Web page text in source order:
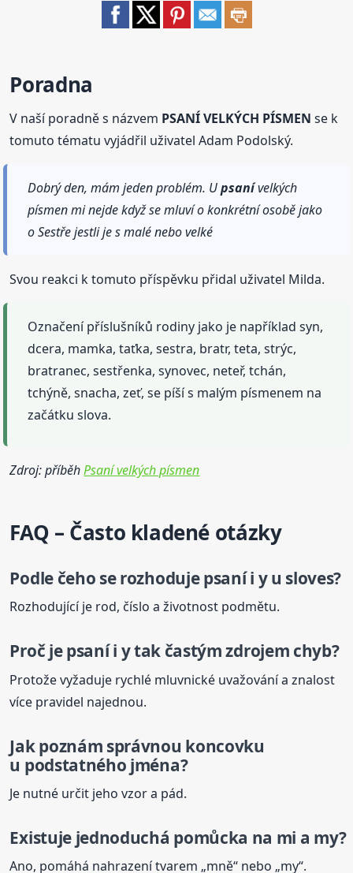
Poradna
V naší poradně s názvem PSANÍ VELKÝCH PÍSMEN se k
tomuto tématu vyjádřil uživatel Adam Podolský.
Dobrý den, mám jeden problém. Upsanívelkých
písmen mi nejde když se mluví o konkrétní osobě jako
o Sestře jestli je s malé nebo velké
Svou reakci k tomuto příspěvku přidal uživatel Milda.
Označení příslušníků rodiny jako je například syn,
dcera, mamka, taťka, sestra, bratr, teta, strýc,
bratranec, sestřenka, synovec, neteř, tchán,
tchýně, snacha, zeť, se píší s malým písmenem na
začátku slova.
Zdroj: příběhPsaní velkých písmen
FAQ – Často kladené otázky
Podle čeho se rozhodujepsaníi yu sloves?
Rozhodující je rod, číslo a životnost podmětu.
Proč jepsaníi ytak častým zdrojem chyb?
Protože vyžaduje rychlé mluvnické uvažování a znalost
více pravidel najednou.
Jak poznám správnou koncovku
u podstatného jména?
Je nutné určit jeho vzor a pád.
Existuje jednoduchá pomůcka na mi a my?
Ano, pomáhá nahrazení tvarem „mně“ nebo „my“.